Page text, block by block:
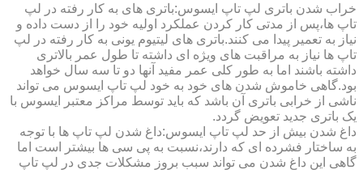
خراب شدن باتری لپ تاپ ایسوس:باتری های به کار رفته در لپ
تاپ ها،پس از مدتی کار کردن عملکرد اولیه خود را از دست داده و
نیاز به تعمیر پیدا می کنند.باتری های لیتیوم یونی به کار رفته در لپ
تاپ ها نیاز به مراقبت های ویژه ای داشته تا طول عمر بالاتری
داشته باشند اما به طور کلی عمر مفید آنها دو تا سه سال خواهد
بود.گاهی خاموش شدن های خود به خود لپ تاپ ایسوس می تواند
ناشی از خرابی باتری آن باشد که باید توسط مراکز معتبر ایسوس با
یک باتری جدید تعویض گردد.
داغ شدن بیش از حد لپ تاپ ایسوس:داغ شدن لپ تاپ ها با توجه
به ساختار فشرده ای که دارند،نسبت به پی سی ها بیشتر است اما
گاهی این داغ شدن می تواند سبب بروز مشکلات جدی در لپ تاپ